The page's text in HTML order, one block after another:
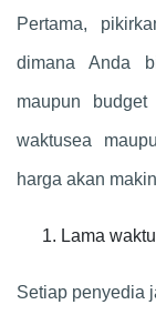
Pertama,
dimana Anda
maupun
waktusea
harga akan
Lama
Setiap penyedia